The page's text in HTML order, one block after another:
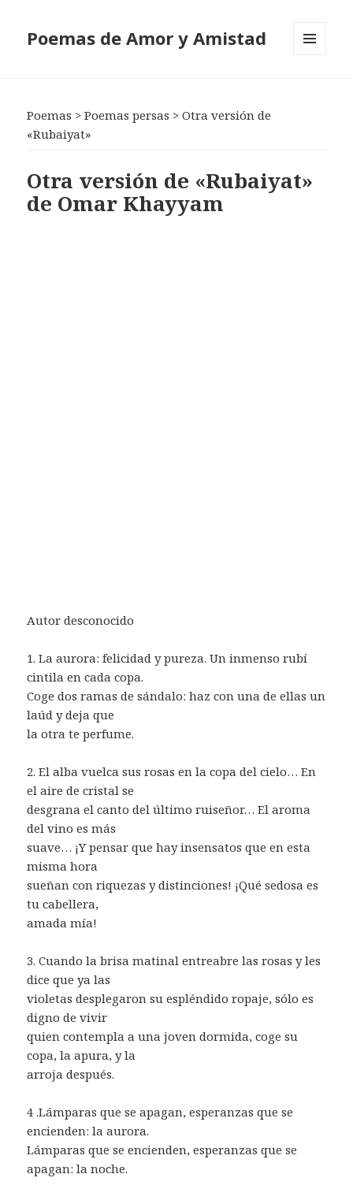
Poemas de Amor y Amistad
Poemas >Poemas persas >Otra versión de
«Rubaiyat»
Otra versión de «Rubaiyat»
de Omar Khayyam
Autor desconocido
1. La aurora: felicidad y pureza. Un inmenso rubí
cintila en cada copa.
Coge dos ramas de sándalo: haz con una de ellas un
laúd y deja que
la otra te perfume.
2. El alba vuelca sus rosas en la copa del cielo… En
el aire de cristal se
desgrana el canto del último ruiseñor… El aroma
del vino es más
suave… ¡Y pensar que hay insensatos que en esta
misma hora
sueñan con riquezas y distinciones! ¡Qué sedosa es
tu cabellera,
amada mía!
3. Cuando la brisa matinal entreabre las rosas y les
dice que ya las
violetas desplegaron su espléndido ropaje, sólo es
digno de vivir
quien contempla a una joven dormida, coge su
copa, la apura, y la
arroja después.
4 .Lámparas que se apagan, esperanzas que se
encienden: la aurora.
Lámparas que se encienden, esperanzas que se
apagan: la noche.